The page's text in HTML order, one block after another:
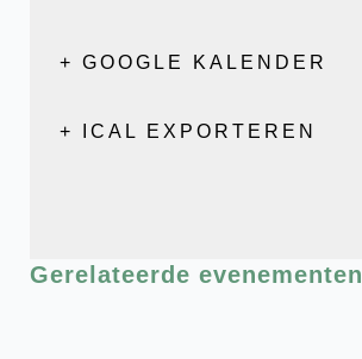
+ GOOGLE KALENDER
+ ICAL EXPORTEREN
Gerelateerde evenementen